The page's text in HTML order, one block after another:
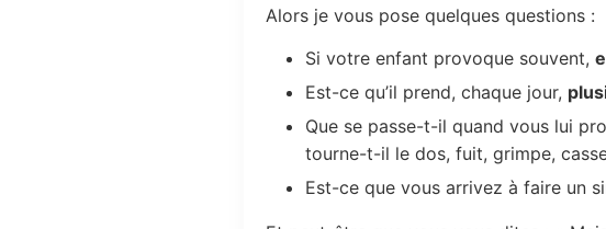
Alors je vous pose quelques questions :
Si votre enfant provoque souvent,
Est-ce qu’il prend, chaque jour,
Que se passe-t-il quand vous lui
tourne-t-il le dos, fuit, grimpe,
Est-ce que vous arrivez à faire un